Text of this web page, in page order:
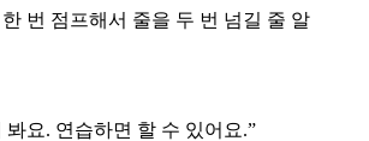
번 점프해서 줄을 두 번 넘길 줄 알
봐요. 연습하면 할 수 있어요.”